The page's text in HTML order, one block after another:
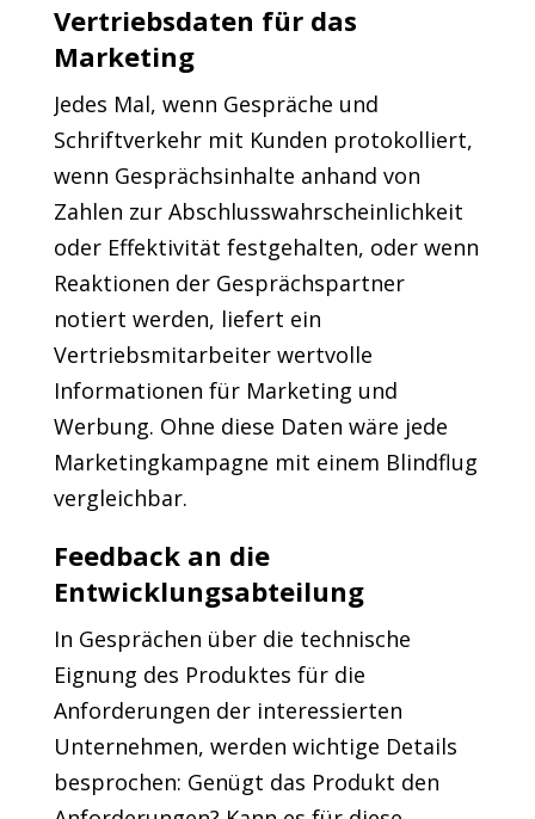
Vertriebsdaten für das
Marketing
Jedes Mal, wenn Gespräche und
Schriftverkehr mit Kunden protokolliert,
wenn Gesprächsinhalte anhand von
Zahlen zur Abschlusswahrscheinlichkeit
oder Effektivität festgehalten, oder wenn
Reaktionen der Gesprächspartner
notiert werden, liefert ein
Vertriebsmitarbeiter wertvolle
Informationen für Marketing und
Werbung. Ohne diese Daten wäre jede
Marketingkampagne mit einem Blindflug
vergleichbar.
Feedback an die
Entwicklungsabteilung
In Gesprächen über die technische
Eignung des Produktes für die
Anforderungen der interessierten
Unternehmen, werden wichtige Details
besprochen: Genügt das Produkt den